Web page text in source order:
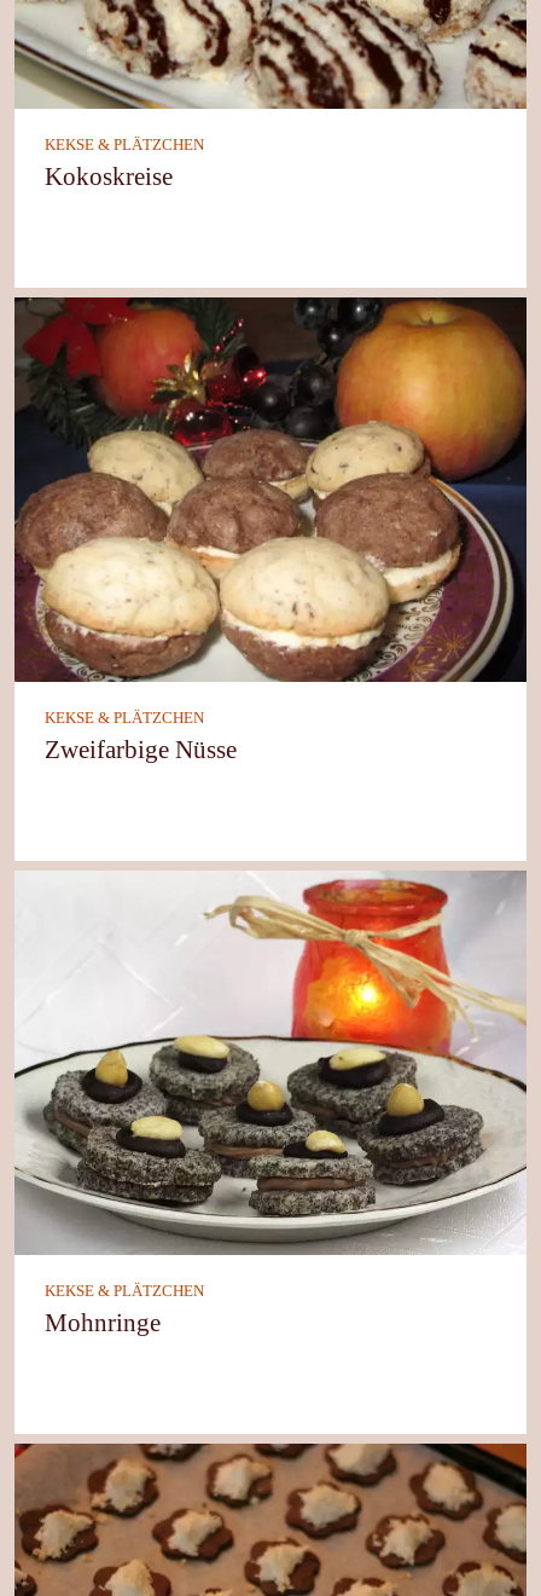
KEKSE & PLÄTZCHEN
Kokoskreise
KEKSE & PLÄTZCHEN
Zweifarbige Nüsse
KEKSE & PLÄTZCHEN
Mohnringe